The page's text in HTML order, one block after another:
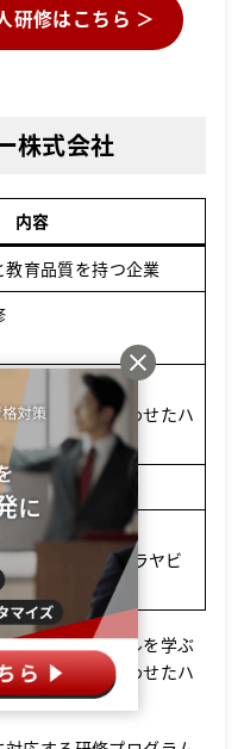
研修はこちら ＞
株式会社
内容
育品質を持つ企業
の提供
研修を組み合わせたハ
す。
7-8-10 オークラヤビ
、最新のスキルを学ぶ
対面を組み合わせたハ